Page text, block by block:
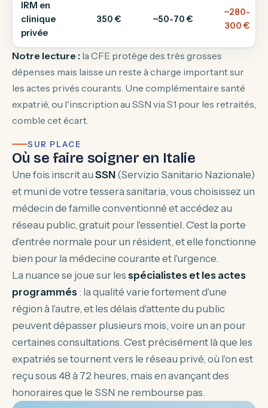
IRM en
clinique
privée
350 € ~50-70 €
~280-
300 €
Notre lecture : la CFE protège des très grosses
dépenses mais laisse un reste à charge important sur
les actes privés courants. Une complémentaire santé
expatrié, ou l'inscription au SSN via S1 pour les retraités,
comble cet écart.
SUR PLACE
Où se faire soigner en Italie
Une fois inscrit au SSN (Servizio Sanitario Nazionale)
et muni de votre tessera sanitaria, vous choisissez un
médecin de famille conventionné et accédez au
réseau public, gratuit pour l'essentiel. C'est la porte
d'entrée normale pour un résident, et elle fonctionne
bien pour la médecine courante et l'urgence.
La nuance se joue sur les spécialistes et les actes
programmés : la qualité varie fortement d'une
région à l'autre, et les délais d'attente du public
peuvent dépasser plusieurs mois, voire un an pour
certaines consultations. C'est précisément là que les
expatriés se tournent vers le réseau privé, où l'on est
reçu sous 48 à 72 heures, mais en avançant des
honoraires que le SSN ne rembourse pas.